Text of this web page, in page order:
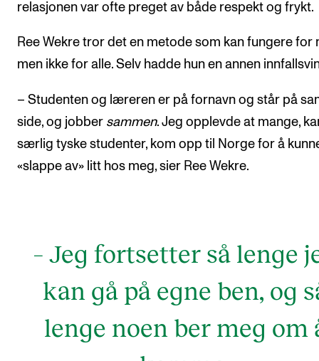
relasjonen var ofte preget av både respekt og frykt.
Ree Wekre tror det en metode som kan fungere for
men ikke for alle. Selv hadde hun en annen
– Studenten og læreren er på fornavn og står på
side, og jobber sammen. Jeg opplevde at mange,
særlig tyske studenter, kom opp til Norge for å
«slappe av» litt hos meg, sier Ree Wekre.
– Jeg fortsetter så lenge
kan gå på egne ben, og
lenge noen ber meg om